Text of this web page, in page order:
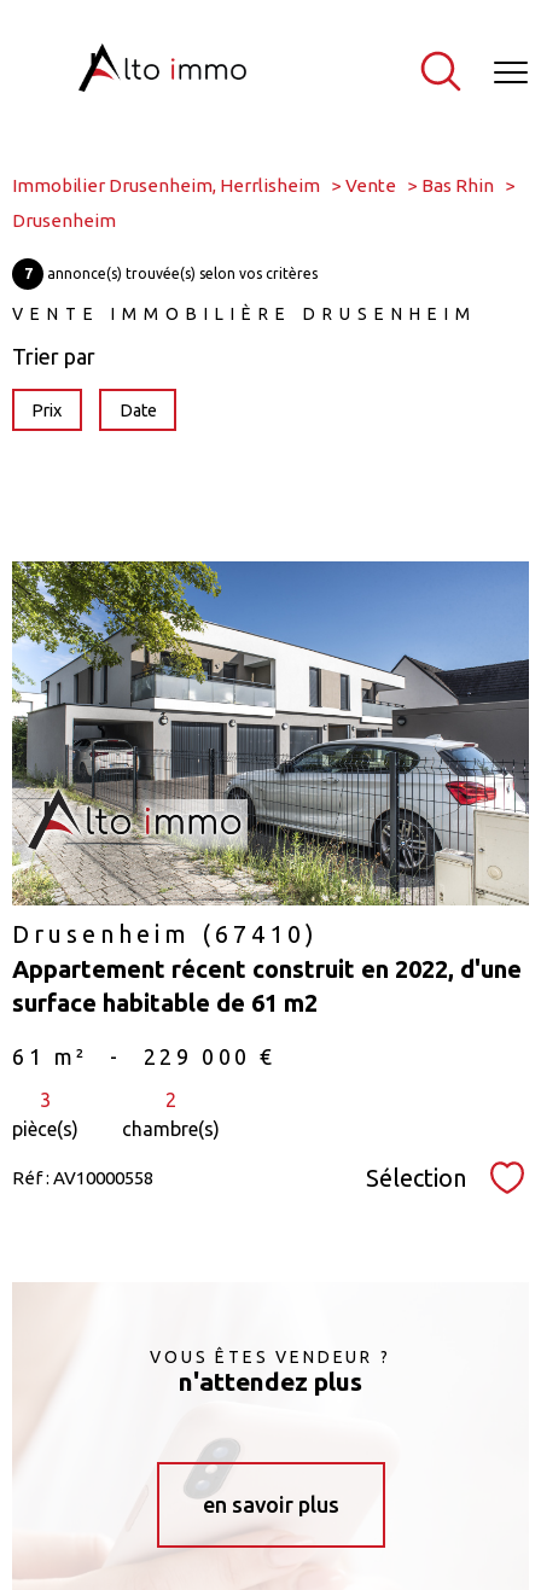
Immobilier Drusenheim, Herrlisheim Vente
Bas Rhin
Drusenheim
7 annonce(s) trouvée(s) selon vos critères
VENTE IMMOBILIÈRE DRUSENHEIM
Trier par
Prix Date
voir le
bien
Drusenheim (67410)
Appartement récent construit en 2022, d'une
surface habitable de 61 m2
61 m² - 229 000 €
3
pièce(s)
2
chambre(s)
Réf : AV10000558 Sélection
VOUS ÊTES VENDEUR ?
n'attendez plus
en savoir plus